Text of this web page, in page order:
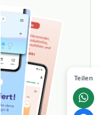
Teilen